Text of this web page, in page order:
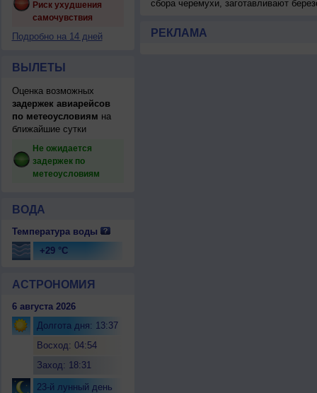
Риск ухудшения
самочувствия
Подробно на 14 дней
ВЫЛЕТЫ
Оценка возможных
задержек авиарейсов
по метеоусловиям на
ближайшие сутки
Не ожидается
задержек по
метеоусловиям
ВОДА
Температура воды
+29 °C
АСТРОНОМИЯ
6 августа 2026
Долгота дня: 13:37
Восход: 04:54
Заход: 18:31
23-й лунный день
сбора черемухи, заготавливают
РЕКЛАМА